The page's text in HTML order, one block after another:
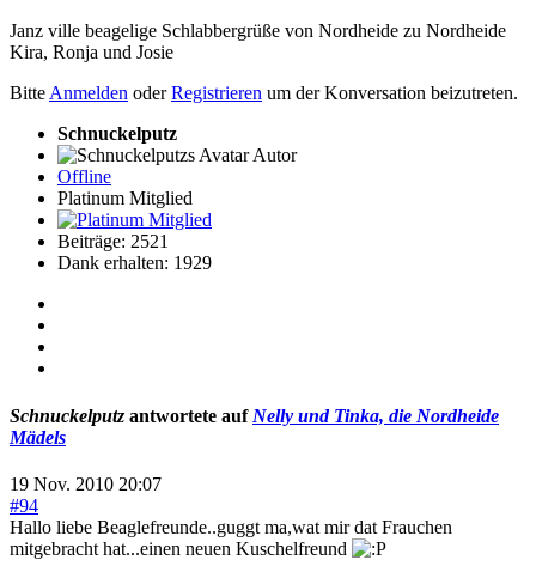
Janz ville beagelige Schlabbergrüße von Nordheide zu Nordheide
Kira, Ronja und Josie
BitteAnmelden oderRegistrieren um der Konversation beizutreten.
Schnuckelputz
Autor
Offline
Platinum Mitglied
Beiträge: 2521
Dank erhalten: 1929
Schnuckelputz antwortete auf Nelly und Tinka, die Nordheide
Mädels
19 Nov. 2010 20:07
#94
Hallo liebe Beaglefreunde..guggt ma,wat mir dat Frauchen
mitgebracht hat...einen neuen Kuschelfreund